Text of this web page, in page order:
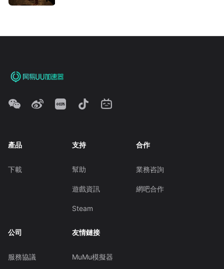
產品
下載
支持
幫助
遊戲資訊
Steam
合作
業務咨詢
網吧合作
公司
服務協議
友情鏈接
MuMu模擬器